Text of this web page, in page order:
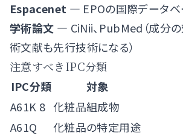
Espacenet — EPOの国際データベ
学術論文 — CiNii、PubMed（成分
術文献も先行技術になる）
注意すべきIPC分類
IPC分類
対象
A61K 8 化粧品組成物
A61Q
化粧品の特定用途